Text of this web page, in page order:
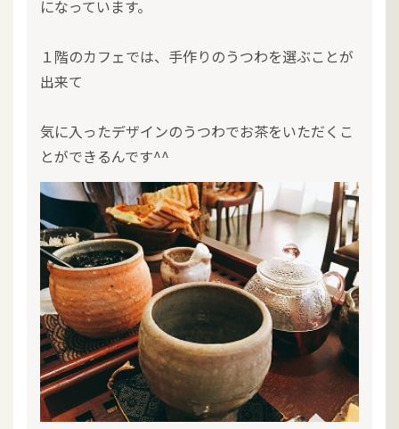
になっています。
１階のカフェでは、手作りのうつわを選ぶことが
出来て
気に入ったデザインのうつわでお茶をいただくこ
とができるんです^^